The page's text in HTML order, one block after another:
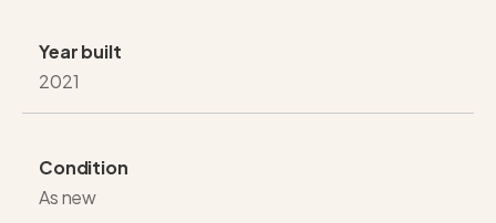
Year built
2021
Condition
As new